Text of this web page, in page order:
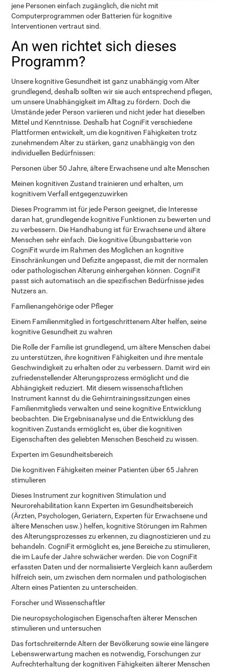
jene Personen einfach zugänglich, die nicht mit
Computerprogrammen oder Batterien für kognitive
Interventionen vertraut sind.
An wen richtet sich dieses
Programm?
Unsere kognitive Gesundheit ist ganz unabhängig vom Alter
grundlegend, deshalb sollten wir sie auch entsprechend pflegen,
um unsere Unabhängigkeit im Alltag zu fördern. Doch die
Umstände jeder Person variieren und nicht jeder hat dieselben
Mittel und Kenntnisse. Deshalb hat CogniFit verschiedene
Plattformen entwickelt, um die kognitiven Fähigkeiten trotz
zunehmendem Alter zu stärken, ganz unabhängig von den
individuellen Bedürfnissen:
Personen über 50 Jahre, ältere Erwachsene und alte Menschen
Meinen kognitiven Zustand trainieren und erhalten, um
kognitivem Verfall entgegenzuwirken
Dieses Programm ist für jede Person geeignet, die Interesse
daran hat, grundlegende kognitive Funktionen zu bewerten und
zu verbessern. Die Handhabung ist für Erwachsene und ältere
Menschen sehr einfach. Die kognitive Übungsbatterie von
CogniFit wurde im Rahmen des Moglichen an kognitive
Einschränkungen und Defizite angepasst, die mit der normalen
oder pathologischen Alterung einhergehen können. CogniFit
passt sich automatisch an die spezifischen Bedürfnisse jedes
Nutzers an.
Familienangehörige oder Pfleger
Einem Familienmitglied in fortgeschrittenem Alter helfen, seine
kognitive Gesundheit zu wahren
Die Rolle der Familie ist grundlegend, um ältere Menschen dabei
zu unterstützen, ihre kognitiven Fähigkeiten und ihre mentale
Geschwindigkeit zu erhalten oder zu verbessern. Damit wird ein
zufriedenstellender Alterungsprozess ermöglicht und die
Abhängigkeit reduziert. Mit diesem wissenschaftlichen
Instrument kannst du die Gehirntrainingssitzungen eines
Familienmitglieds verwalten und seine kognitive Entwicklung
beobachten. Die Ergebnisanalyse und die Entwicklung des
kognitiven Zustands ermöglicht es, über die kognitiven
Eigenschaften des geliebten Menschen Bescheid zu wissen.
Experten im Gesundheitsbereich
Die kognitiven Fähigkeiten meiner Patienten über 65 Jahren
stimulieren
Dieses Instrument zur kognitiven Stimulation und
Neurorehabilitation kann Experten im Gesundheitsbereich
(Ärzten, Psychologen, Geriatern, Experten für Erwachsene und
ältere Menschen usw.) helfen, kognitive Störungen im Rahmen
des Alterungsprozesses zu erkennen, zu diagnostizieren und zu
behandeln. CogniFit ermöglicht es, jene Bereiche zu stimulieren,
die im Laufe der Jahre schwächer werden. Die von CogniFit
erfassten Daten und der normalisierte Vergleich kann außerdem
hilfreich sein, um zwischen dem normalen und pathologischen
Altern eines Patienten zu unterscheiden.
Forscher und Wissenschaftler
Die neuropsychologischen Eigenschaften älterer Menschen
stimulieren und untersuchen
Das fortschreiternde Altern der Bevölkerung sowie eine längere
Lebenswerwartung machen es notwendig, Forschungen zur
Aufrechterhaltung der kognitiven Fähigkeiten älterer Menschen